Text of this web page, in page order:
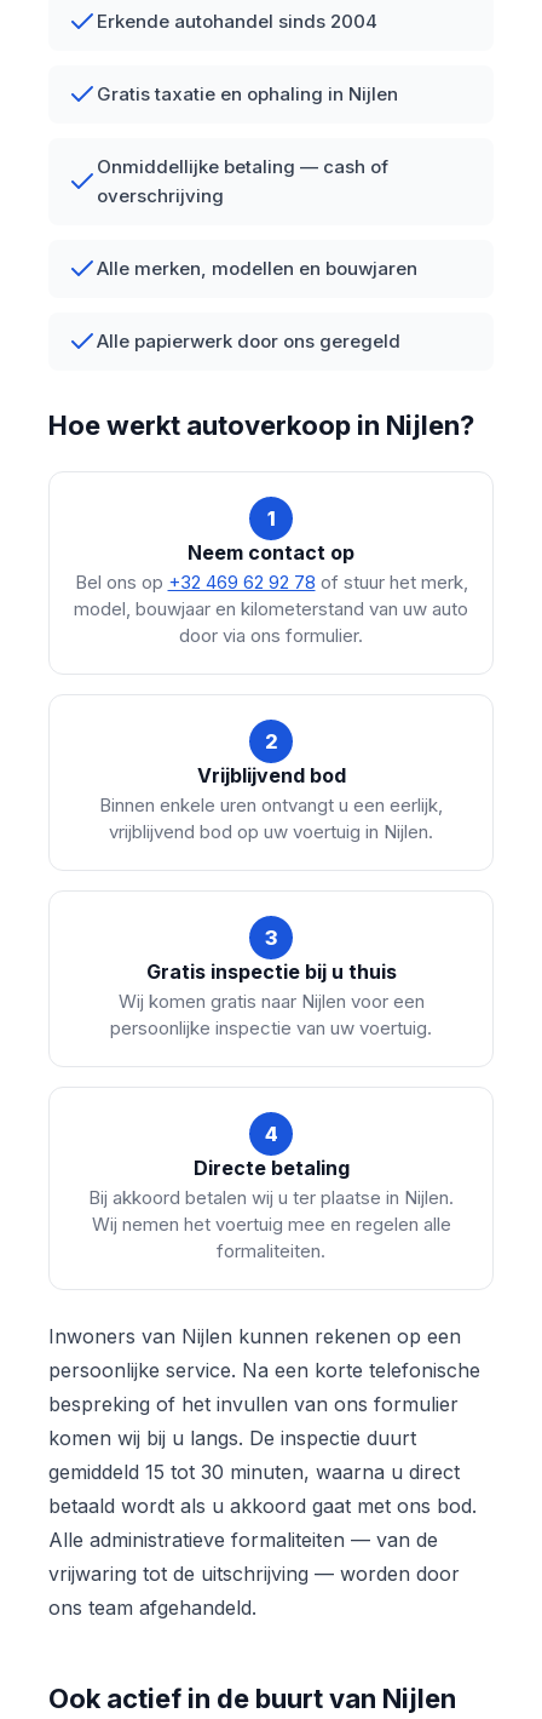
Erkende autohandel sinds 2004
Gratis taxatie en ophaling in Nijlen
Onmiddellijke betaling — cash of
overschrijving
Alle merken, modellen en bouwjaren
Alle papierwerk door ons geregeld
Hoe werkt autoverkoop in Nijlen?
1
Neem contact op
Bel ons op +32 469 62 92 78 of stuur het merk,
model, bouwjaar en kilometerstand van uw auto
door via ons formulier.
2
Vrijblijvend bod
Binnen enkele uren ontvangt u een eerlijk,
vrijblijvend bod op uw voertuig in Nijlen.
3
Gratis inspectie bij u thuis
Wij komen gratis naar Nijlen voor een
persoonlijke inspectie van uw voertuig.
4
Directe betaling
Bij akkoord betalen wij u ter plaatse in Nijlen.
Wij nemen het voertuig mee en regelen alle
formaliteiten.
Inwoners van Nijlen kunnen rekenen op een
persoonlijke service. Na een korte telefonische
bespreking of het invullen van ons formulier
komen wij bij u langs. De inspectie duurt
gemiddeld 15 tot 30 minuten, waarna u direct
betaald wordt als u akkoord gaat met ons bod.
Alle administratieve formaliteiten — van de
vrijwaring tot de uitschrijving — worden door
ons team afgehandeld.
Ook actief in de buurt van Nijlen